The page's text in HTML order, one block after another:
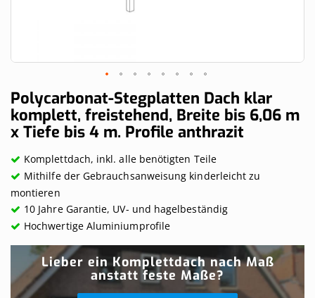
Skip
to
the
beginning
the
images
gallery
Polycarbonat-Stegplatten Dach klar
komplett, freistehend, Breite bis 6,06 m
x Tiefe bis 4 m. Profile anthrazit
Komplettdach, inkl. alle benötigten Teile
Mithilfe der Gebrauchsanweisung kinderleicht zu
montieren
10 Jahre Garantie, UV- und hagelbeständig
Hochwertige Aluminiumprofile
Lieber ein Komplettdach nach Maß
anstatt feste Maße?